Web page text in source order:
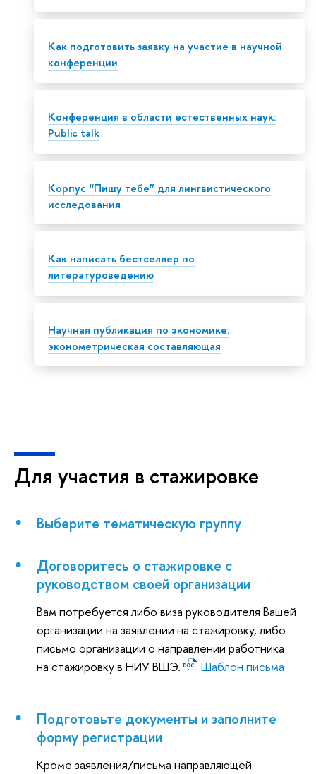
Как подготовить заявку на участие в научной
конференции
Конференция в области естественных наук:
Public talk
Корпус “Пишу тебе” для лингвистического
исследования
Как написать бестселлер по
литературоведению
Научная публикация по экономике:
эконометрическая составляющая
Для участия в стажировке
Выберите тематическую группу
Договоритесь о стажировке с
руководством своей организации
Вам потребуется либо виза руководителя Вашей
организации на заявлении на стажировку, либо
письмо организации о направлении работника
на стажировку в НИУ ВШЭ.
Шаблон письма
Подготовьте документы и заполните
форму регистрации
Кроме заявления/письма направляющей